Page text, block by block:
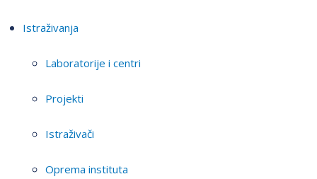
Istraživanja
Laboratorije i centri
Projekti
Istraživači
Oprema instituta